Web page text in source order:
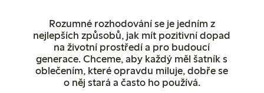
Rozumné rozhodování se je jedním z
nejlepších způsobů, jak mít pozitivní dopad
na životní prostředí a pro budoucí
generace. Chceme, aby každý měl šatník s
oblečením, které opravdu miluje, dobře se
o něj stará a často ho používá.